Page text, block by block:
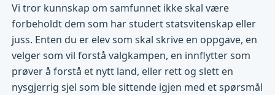
Vi tror kunnskap om samfunnet ikke skal være
forbeholdt dem som har studert statsvitenskap eller
juss. Enten du er elev som skal skrive en oppgave, en
velger som vil forstå valgkampen, en innflytter som
prøver å forstå et nytt land, eller rett og slett en
nysgjerrig sjel som ble sittende igjen med et spørsmål